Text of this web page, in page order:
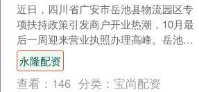
近日，四川省广安市岳池县物流园区专
项扶持政策引发商户开业热潮，10月最
后一周迎来营业执照办理高峰。岳池县
市场监管局城南市场监管所主动延伸服
务时间，为特殊需求商户....
永隆配资
查看： 146 分类： 宝尚配资